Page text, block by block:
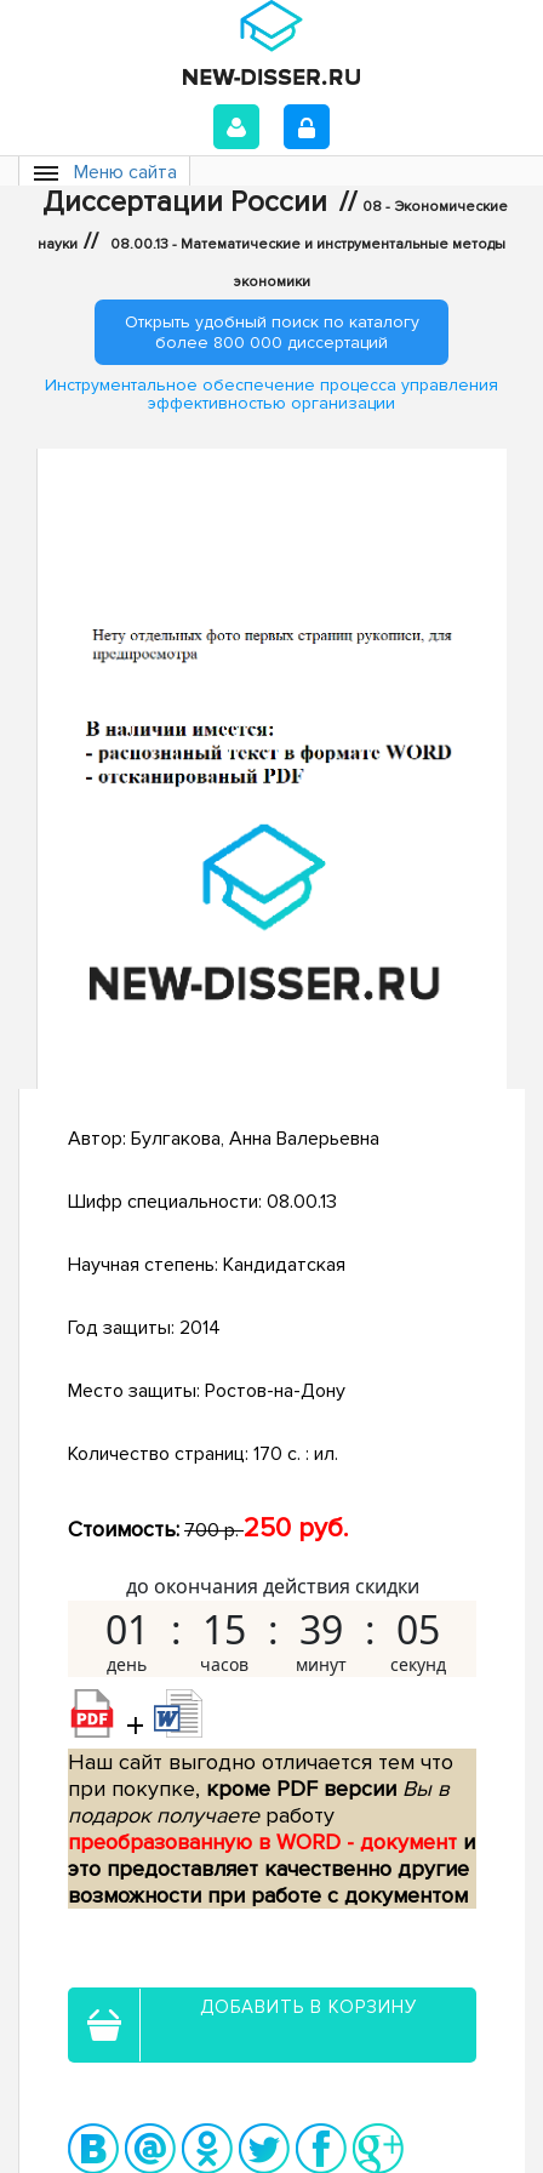
Меню сайта
Диссертации России // 08 - Экономические
науки // 08.00.13 - Математические и инструментальные методы
экономики
Открыть удобный поиск по каталогу
более 800 000 диссертаций
Инструментальное обеспечение процесса управления
эффективностью организации
Автор: Булгакова, Анна Валерьевна
Шифр специальности: 08.00.13
Научная степень: Кандидатская
Год защиты: 2014
Место защиты: Ростов-на-Дону
Количество страниц: 170 с. : ил.
Стоимость: 700 р.250 руб.
до окончания действия скидки
01 15 39 04
+
Наш сайт выгодно отличается тем что
при покупке, кроме PDF версии Вы в
подарок получаетеработу
преобразованную в WORD - документ и
это предоставляет качественно другие
возможности при работе с документом
ДОБАВИТЬ В КОРЗИНУ